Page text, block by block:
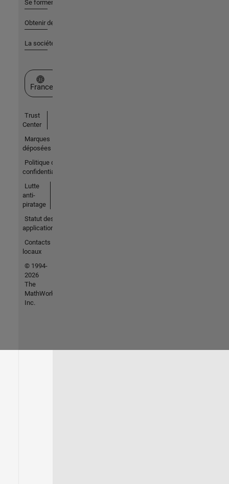
Se former
Obtenir de l'aide
La société
Sélectionner un site web
France
Trust
Center
Marques
déposées
Politique de
confidentialité
Lutte
anti-
piratage
Statut des
applications
Contacts
locaux
© 1994-
2026
The
MathWorks,
Inc.